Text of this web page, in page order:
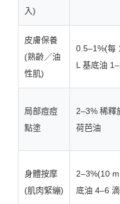
入)
皮膚保養
(熟齡／油
性肌)
0.5–1%(每
L 基底油
局部痘痘
點塗
2–3% 稀釋
荷芭油
身體按摩
(肌肉緊繃)
2–3%(10
底油 4–6